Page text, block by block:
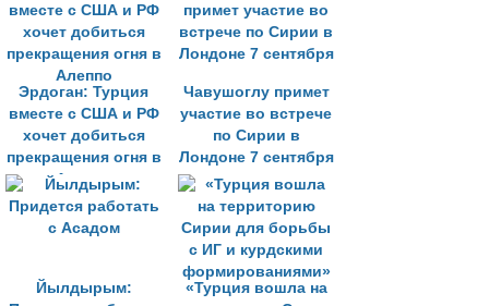
Эрдоган: Турция
вместе с США и РФ
хочет добиться
прекращения огня в
Алеппо
Чавушоглу примет
участие во встрече
по Сирии в
Лондоне 7 сентября
Йылдырым:
«Турция вошла на